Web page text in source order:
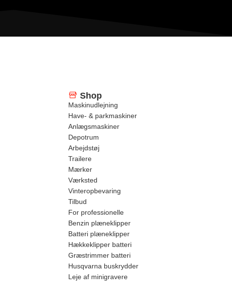
Shop
Maskinudlejning
Have- & parkmaskiner
Anlægsmaskiner
Depotrum
Arbejdstøj
Trailere
Mærker
Værksted
Vinteropbevaring
Tilbud
For professionelle
Benzin plæneklipper
Batteri plæneklipper
Hækkeklipper batteri
Græstrimmer batteri
Husqvarna buskrydder
Leje af minigravere